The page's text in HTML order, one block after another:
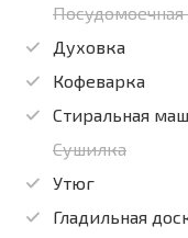
Духовка
Кофеварка
Стиральная
Сушилка
Утюг
Гладильная